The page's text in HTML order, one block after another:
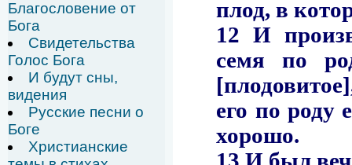
Благословение от
Бога
Свидетельства
Голос Бога
И будут сны,
видения
Русские песни о
Боге
Христианские